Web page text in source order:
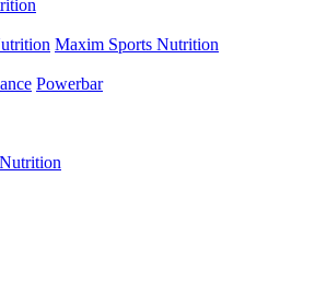
Maxim Sports Nutrition
Powerbar